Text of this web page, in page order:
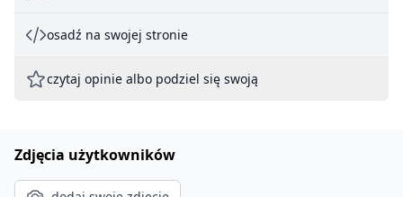
osadź na swojej stronie
czytaj opinie albo podziel się swoją
Zdjęcia użytkowników